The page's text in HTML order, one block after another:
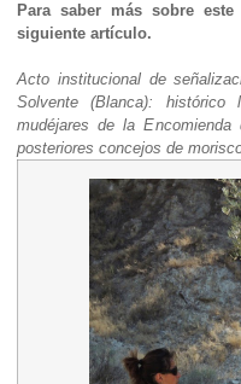
Para saber más sobre
siguiente artículo.
Acto institucional de
Solvente (Blanca):
mudéjares de la
posteriores concejos de